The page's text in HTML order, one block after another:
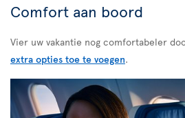
Comfort aan boord
Vier uw vakantie nog comfortabeler
extra opties toe te voegen.